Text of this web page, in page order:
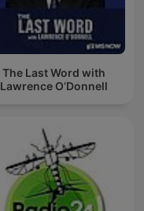
The Last Word with
Lawrence O’Donnell